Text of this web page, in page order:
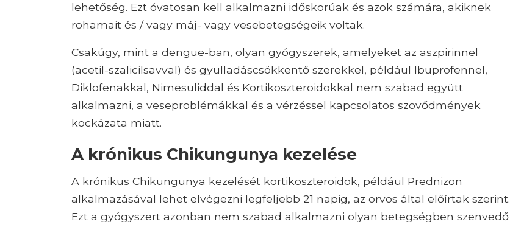
lehetőség. Ezt óvatosan kell alkalmazni időskorúak és azok számára, akiknek
rohamait és / vagy máj- vagy vesebetegségeik voltak.
Csakúgy, mint a dengue-ban, olyan gyógyszerek, amelyeket az aszpirinnel
(acetil-szalicilsavval) és gyulladáscsökkentő szerekkel, például Ibuprofennel,
Diklofenakkal, Nimesuliddal és Kortikoszteroidokkal nem szabad együtt
alkalmazni, a veseproblémákkal és a vérzéssel kapcsolatos szövődmények
kockázata miatt.
A krónikus Chikungunya kezelése
A krónikus Chikungunya kezelését kortikoszteroidok, például Prednizon
alkalmazásával lehet elvégezni legfeljebb 21 napig, az orvos által előírtak szerint.
Ezt a gyógyszert azonban nem szabad alkalmazni olyan betegségben szenvedő